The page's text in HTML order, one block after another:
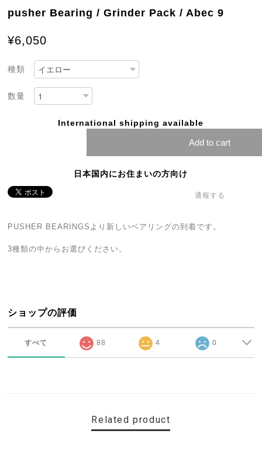
pusher Bearing / Grinder Pack / Abec 9
¥6,050
種類
数量
International shipping available
Add to cart
日本国内にお住まいの方向け
通報する
PUSHER BEARINGSより新しいベアリングの到着です。
3種類の中からお選びください。
ショップの評価
すべて 88 4 0
Related product